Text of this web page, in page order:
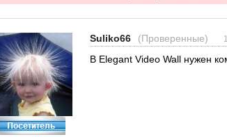
Suliko66 (Проверенные)
В Elegant Video Wall нужен